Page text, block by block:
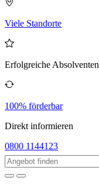
Viele Standorte
Erfolgreiche Absolventen
100% förderbar
Direkt informieren
0800 1144123